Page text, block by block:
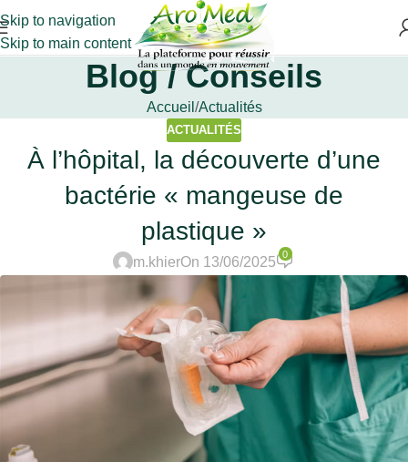
Skip to navigation
Skip to main content
Blog / Conseils
Accueil Actualités
ACTUALITÉS
À l’hôpital, la découverte d’une
bactérie « mangeuse de
plastique »
m.khierOn 13/06/2025
0